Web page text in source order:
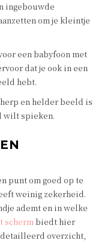
ingebouwde
om je kleintje
een babyfoon met
dat je ook in een
hebt.
en helder beeld is
wilt spieken.
punt om goed op te
weinig zekerheid.
ademt en in welke
schermbiedt hier
overzicht,